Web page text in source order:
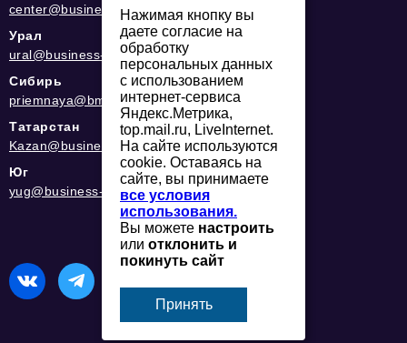
center@business-magazine.online
Урал
ural@business-magazine.online
Сибирь
priemnaya@bmag42.ru
Татарстан
Kazan@business-magazine.online
Юг
yug@business-magazine.online
Нажимая кнопку вы
даете согласие на
обработку
персональных данных
с использованием
интернет-сервиса
Яндекс.Метрика,
top.mail.ru, LiveInternet.
На сайте используются
cookie. Оставаясь на
сайте, вы принимаете
все условия
использования.
Вы можете настроить
или отклонить и
покинуть сайт
Принять